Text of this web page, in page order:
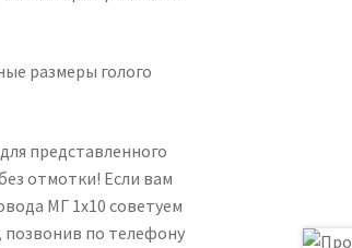
размеры голого
представленного
отмотки! Если вам
МГ 1х10 советуем
по телефону